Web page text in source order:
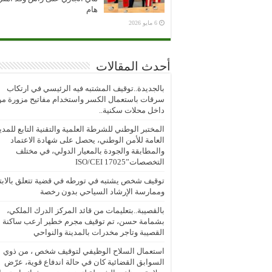
هام
6 مايو 2026
أحدث المقالات
بالجديدة..توقيف المشتبه فيه الرئيسي في ارتكاب
سرقات باستعمال الكسر واستخدام مفاتيح مزورة
داخل محلات سكنية..
المختبر الوطني للشرطة العلمية والتقنية التابع
العامة للأمن الوطني، يحصل على شهادة الاعتماد
والمطابقة والجودة بالمعيار الدولي، في مختلف
التخصصات”ISO/CEI 17025
توقيف شخص يشتبه في تورطه في قضية تتعلق
وممارسة الإرشاد السياحي بدون رخصة
بالقصيبة..بتعليمات من قائد المركز الدرك الملكي،
بشمامة حسن، تم توقيف مجرم خطير ارعب ساكنة
القصيبة وتاجر مخدرات بالمدينة والنواحي
استعمال السلاح الوظيفي لتوقيف شخص ، من ذوي
السوابق القضائية كان في حالة اندفاع قوية، عرّض